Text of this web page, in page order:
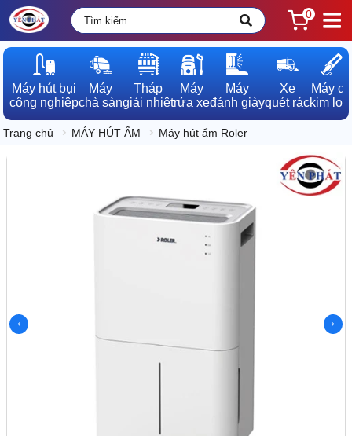
0
Máy hút bụi
công nghiệp
Máy
chà sàn
Tháp
giải nhiệt
Máy
rửa xe
Máy
đánh giày
Xe
quét rác
Máy dò
kim loại
Trang chủ MÁY HÚT ẨM Máy hút ẩm Roler